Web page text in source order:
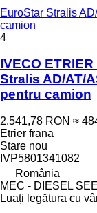
EuroStar Stralis
camion
4
IVECO
Stralis AD/AT/
pentru camion
2.541,78 RON ≈
Etrier frana
Stare nou
IVP5801341082
România
MEC - DIESEL
Luați legătura cu